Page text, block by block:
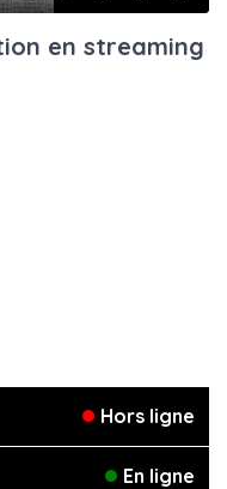
Enable
captions
Settings
PIP
en streaming
Hors ligne
En ligne